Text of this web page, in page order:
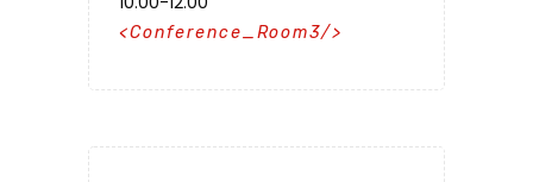
Conference_Room3